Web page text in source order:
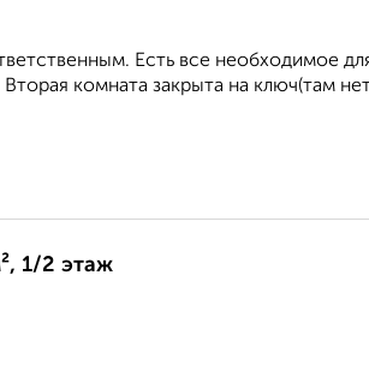
Есть все необходимое
комната закрыта на ключ(там
1/2 этаж